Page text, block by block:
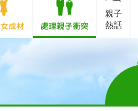
親子
熱話